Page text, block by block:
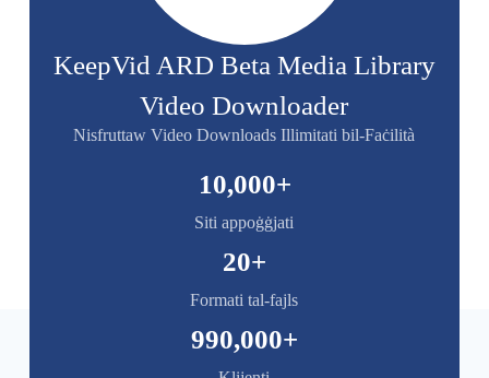
KeepVid ARD Beta Media Library
Video Downloader
Nisfruttaw Video Downloads Illimitati bil-Faċilità
Siti appoġġjati
10,000+
Formati tal-fajls
20+
990,000+